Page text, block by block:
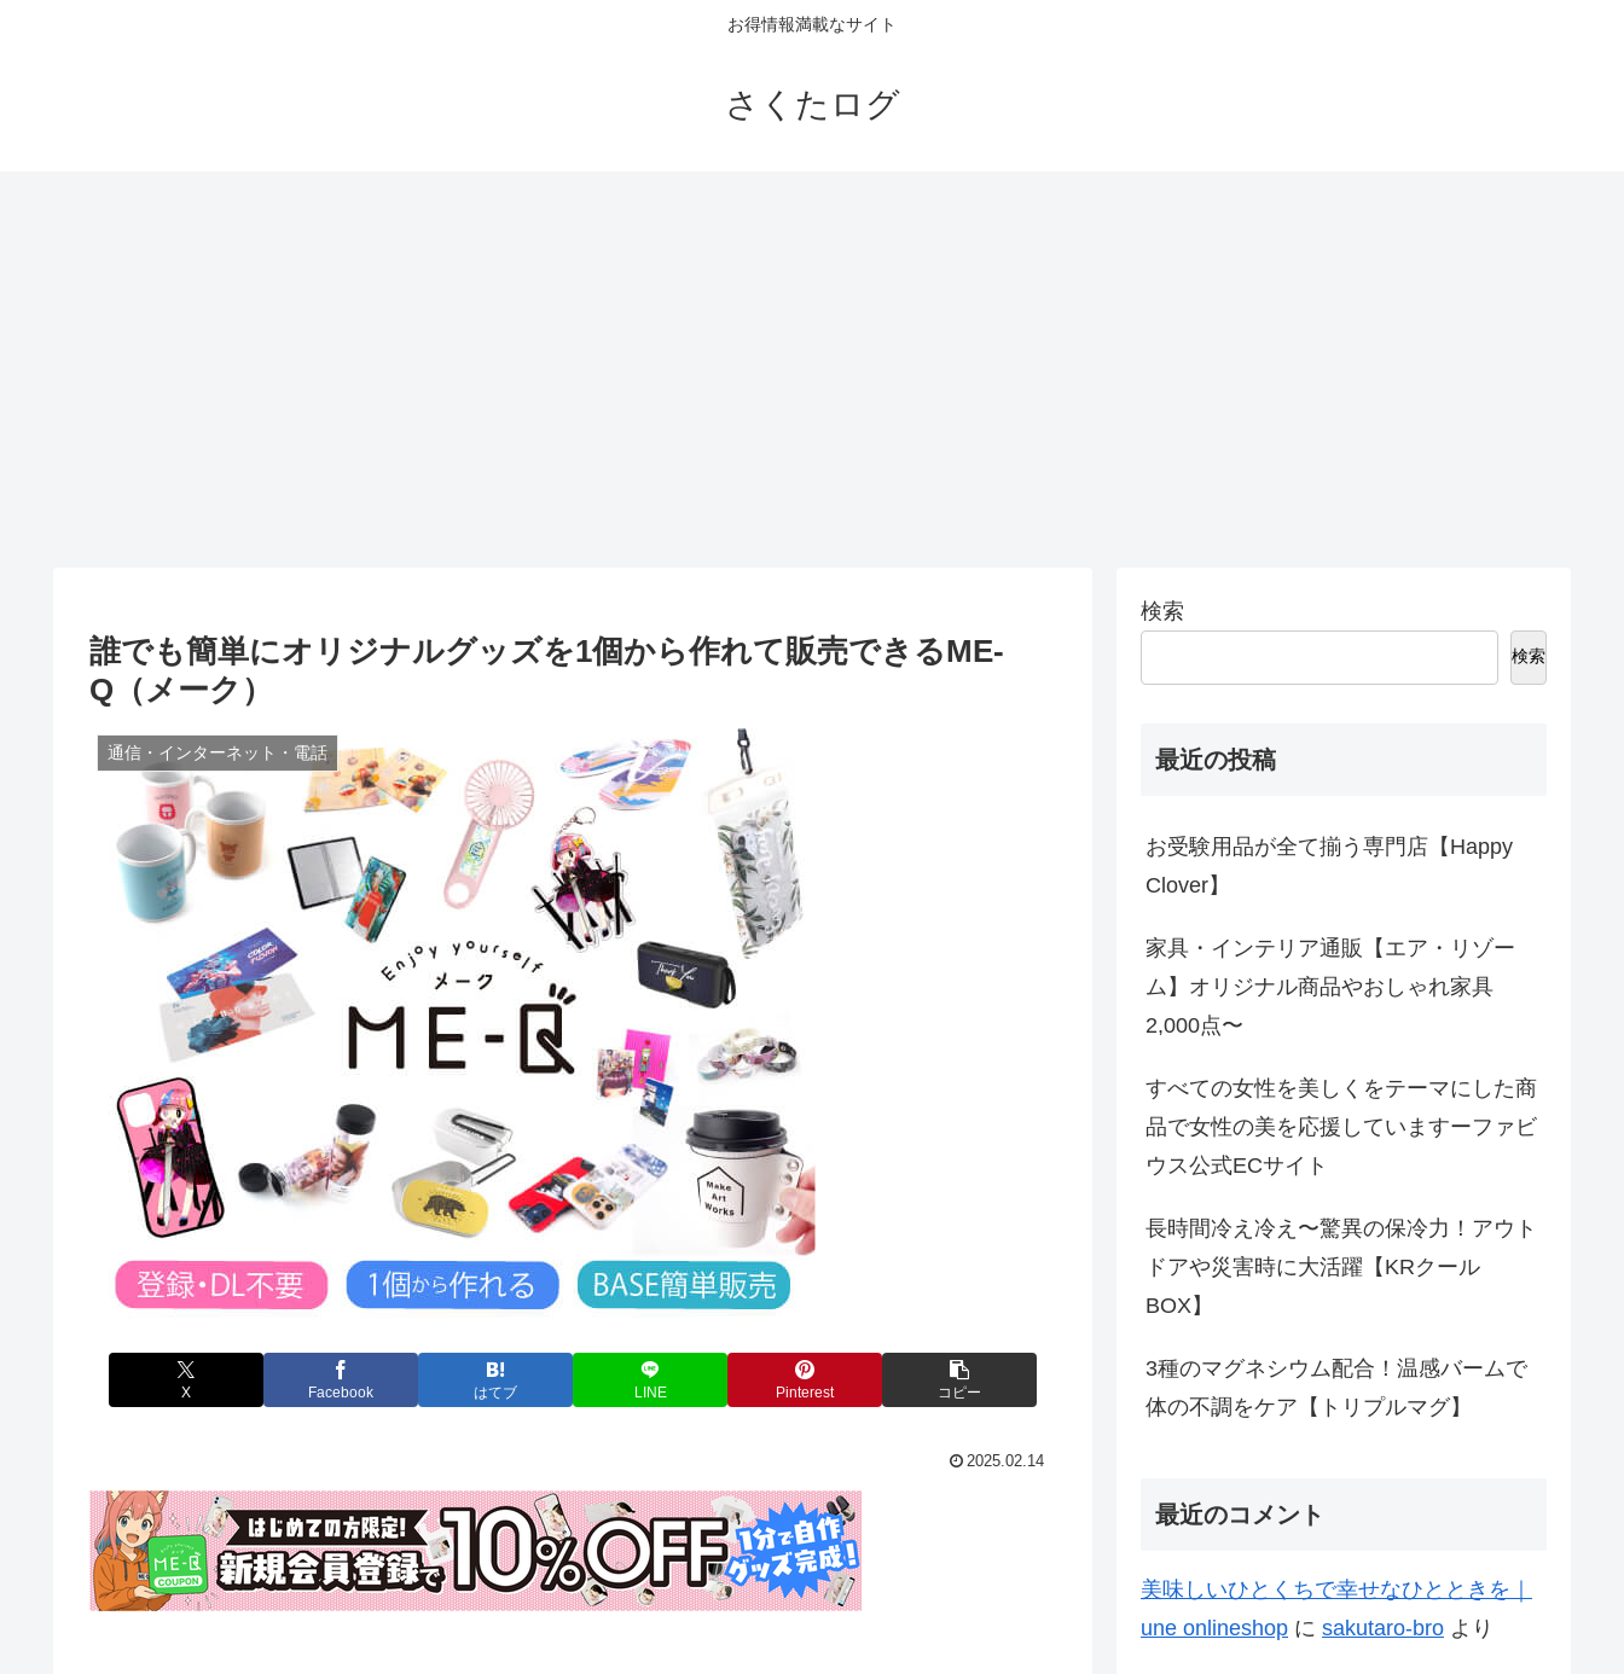
お得情報満載なサイト
さくたログ
誰でも簡単にオリジナルグッズを1個から作れて販売できるME-
Q（メーク）
通信・インターネット・電話
X Facebook はてブ LINE Pinterest コピー
2025.02.14
検索
検索
最近の投稿
お受験用品が全て揃う専門店【Happy
Clover】
家具・インテリア通販【エア・リゾー
ム】オリジナル商品やおしゃれ家具
2,000点〜
すべての女性を美しくをテーマにした商
品で女性の美を応援していますーファビ
ウス公式ECサイト
長時間冷え冷え〜驚異の保冷力！アウト
ドアや災害時に大活躍【KRクール
BOX】
3種のマグネシウム配合！温感バームで
体の不調をケア【トリプルマグ】
最近のコメント
美味しいひとくちで幸せなひとときを｜
une onlineshop に sakutaro-bro より